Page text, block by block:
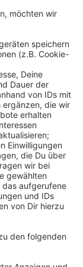
das ist
wir alle
anonym
Tod und
Der
Das
Infos zum